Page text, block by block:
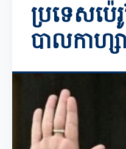
ប្រទេសប៉
បាលកាហ្ស